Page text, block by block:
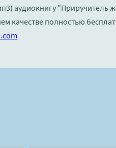
аудиокнигу "Приручитель
качестве полностью